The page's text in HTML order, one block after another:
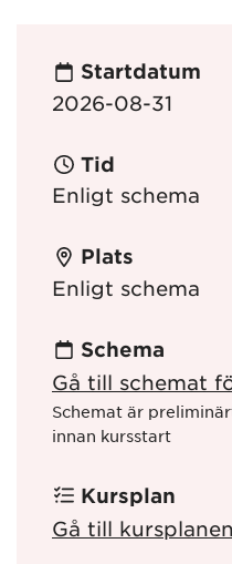
Startdatum
2026-08-31
Tid
Enligt schema
Plats
Enligt schema
Schema
Gå till schemat
Schemat är
innan kursstart
Kursplan
Gå till kursplanen